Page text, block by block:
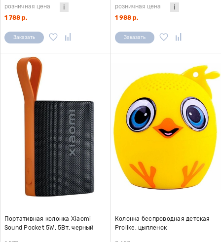
розничная цена
1 788 р.
Заказать
розничная цена
1 988 р.
Заказать
Портативная колонка Xiaomi
Sound Pocket 5W, 5Вт, черный
Колонка беспроводная детская
Prolike, цыпленок